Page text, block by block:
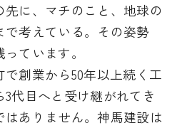
に、マチのこと、地球の
で考えている。その姿勢
ています。
創業から50年以上続く工
代目へと受け継がれてき
ありません。神馬建設は